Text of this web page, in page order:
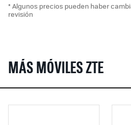
* Algunos precios pueden haber
revisión
MÁS MÓVILES ZTE